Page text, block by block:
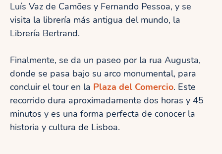
Luís Vaz de Camões y Fernando Pessoa, y se
visita la librería más antigua del mundo, la
Librería Bertrand.
Finalmente, se da un paseo por la rua Augusta,
donde se pasa bajo su arco monumental, para
concluir el tour en la Plaza del Comercio. Este
recorrido dura aproximadamente dos horas y 45
minutos y es una forma perfecta de conocer la
historia y cultura de Lisboa.